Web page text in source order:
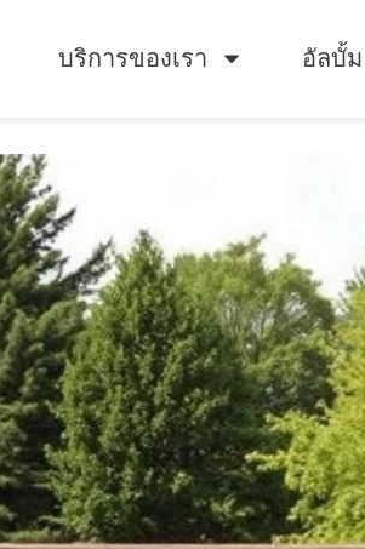
บริการของเรา อัลบั้ม